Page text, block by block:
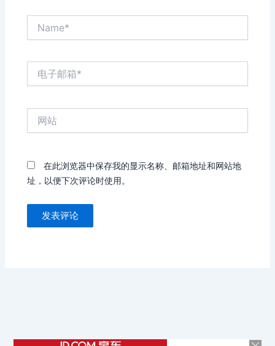
在此浏览器中保存我的显示名称、邮箱地址和网站地
址，以便下次评论时使用。